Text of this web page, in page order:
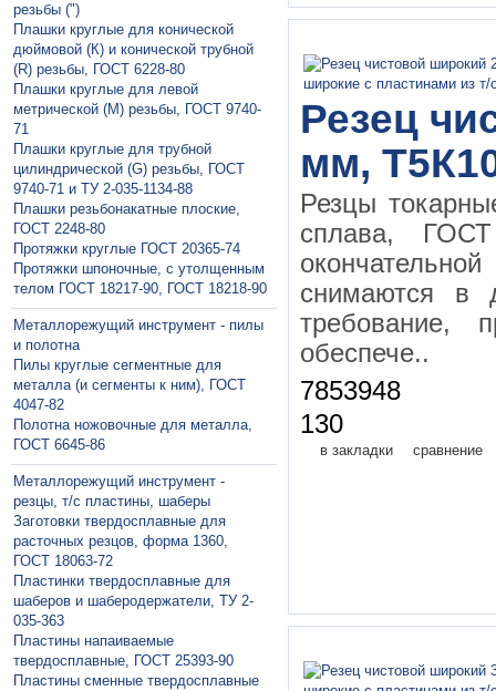
резьбы (")
Плашки круглые для конической
дюймовой (К) и конической трубной
(R) резьбы, ГОСТ 6228-80
Плашки круглые для левой
метрической (М) резьбы, ГОСТ 9740-
71
Плашки круглые для трубной
цилиндрической (G) резьбы, ГОСТ
9740-71 и ТУ 2-035-1134-88
Плашки резьбонакатные плоские,
ГОСТ 2248-80
Протяжки круглые ГОСТ 20365-74
Протяжки шпоночные, с утолщенным
телом ГОСТ 18217-90, ГОСТ 18218-90
Металлорежущий инструмент - пилы
и полотна
Пилы круглые сегментные для
металла (и сегменты к ним), ГОСТ
4047-82
Полотна ножовочные для металла,
ГОСТ 6645-86
Металлорежущий инструмент -
резцы, т/с пластины, шаберы
Заготовки твердосплавные для
расточных резцов, форма 1360,
ГОСТ 18063-72
Пластинки твердосплавные для
шаберов и шаберодержатели, ТУ 2-
035-363
Пластины напаивaемые
твердосплавные, ГОСТ 25393-90
Пластины сменные твердосплавные
Резец
мм,
Резцы
сплава,
снимаются в
требование,
обеспече..
7853948
130
в закладки сравнение